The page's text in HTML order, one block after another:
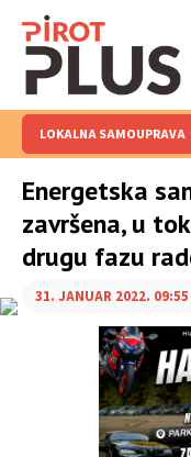
LOKALNA SAMOUPRAVA
Energetska
završena, u
drugu fazu
31. JANUAR 2022. 09:55